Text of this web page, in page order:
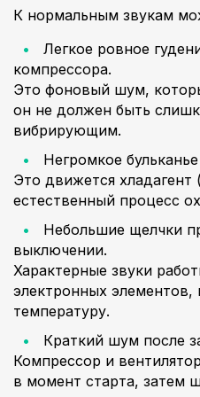
К нормальным звукам
Легкое ровное
компрессора.
Это фоновый шум,
он не должен быть
вибрирующим.
Негромкое
Это движется
естественный процесс
Небольшие щелчки
выключении.
Характерные звуки
электронных элементов,
температуру.
Краткий шум после
Компрессор и
в момент старта, затем